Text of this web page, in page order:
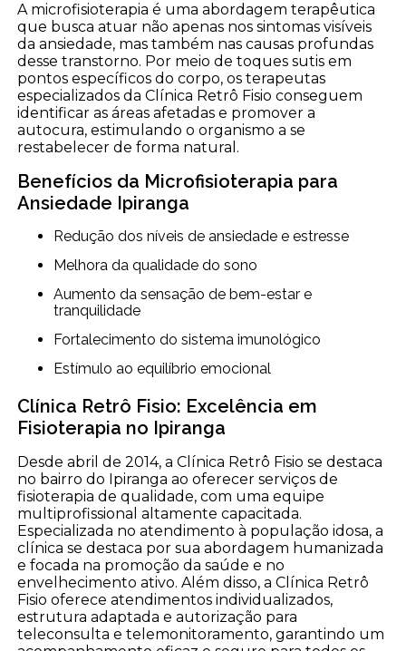
A microfisioterapia é uma abordagem terapêutica
que busca atuar não apenas nos sintomas visíveis
da ansiedade, mas também nas causas profundas
desse transtorno. Por meio de toques sutis em
pontos específicos do corpo, os terapeutas
especializados da Clínica Retrô Fisio conseguem
identificar as áreas afetadas e promover a
autocura, estimulando o organismo a se
restabelecer de forma natural.
Benefícios da Microfisioterapia para
Ansiedade Ipiranga
Redução dos níveis de ansiedade e estresse
Melhora da qualidade do sono
Aumento da sensação de bem-estar e
tranquilidade
Fortalecimento do sistema imunológico
Estímulo ao equilíbrio emocional
Clínica Retrô Fisio: Excelência em
Fisioterapia no Ipiranga
Desde abril de 2014, a Clínica Retrô Fisio se destaca
no bairro do Ipiranga ao oferecer serviços de
fisioterapia de qualidade, com uma equipe
multiprofissional altamente capacitada.
Especializada no atendimento à população idosa, a
clínica se destaca por sua abordagem humanizada
e focada na promoção da saúde e no
envelhecimento ativo. Além disso, a Clínica Retrô
Fisio oferece atendimentos individualizados,
estrutura adaptada e autorização para
teleconsulta e telemonitoramento, garantindo um